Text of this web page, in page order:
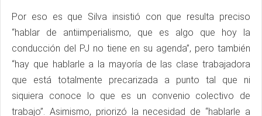
Por eso es que Silva insistió con que resulta preciso
“hablar de antiimperialismo, que es algo que hoy la
conducción del PJ no tiene en su agenda”, pero también
“hay que hablarle a la mayoría de las clase trabajadora
que está totalmente precarizada a punto tal que ni
siquiera conoce lo que es un convenio colectivo de
trabajo”. Asimismo, priorizó la necesidad de “hablarle a